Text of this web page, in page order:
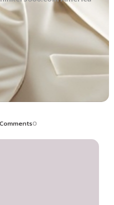
Comments0